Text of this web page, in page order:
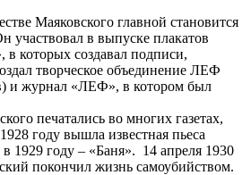
Маяковского главной становится
участвовал в выпуске плакатов
которых создавал подписи,
творческое объединение ЛЕФ
и журнал «ЛЕФ», в котором был
печатались во многих газетах,
году вышла известная пьеса
1929 году – «Баня». 14 апреля 1930
покончил жизнь самоубийством.